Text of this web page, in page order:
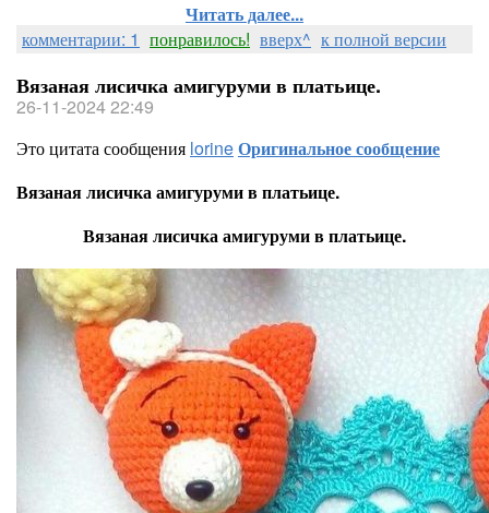
Читать далее...
комментарии: 1 понравилось! вверх^ к полной версии
Вязаная лисичка амигуруми в платьице.
26-11-2024 22:49
Это цитата сообщения lorineОригинальное сообщение
Вязаная лисичка амигуруми в платьице.
Вязаная лисичка амигуруми в платьице.